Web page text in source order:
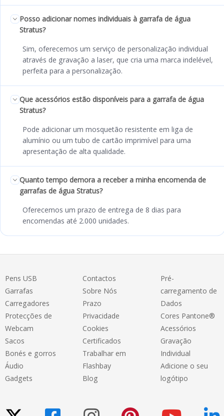
Posso adicionar nomes individuais à garrafa de água
Stratus?
Sim, oferecemos um serviço de personalização individual
através de gravação a laser, que cria uma marca indelével,
perfeita para a personalização.
Que acessórios estão disponíveis para a garrafa de água
Stratus?
Pode adicionar um mosquetão resistente em liga de
alumínio ou um tubo de cartão imprimível para uma
apresentação de alta qualidade.
Quanto tempo demora a receber a minha encomenda de
garrafas de água Stratus?
Oferecemos um prazo de entrega de 8 dias para
encomendas até 2.000 unidades.
Pens USB
Garrafas
Carregadores
Protecções de
Webcam
Sacos
Bonés e gorros
Áudio
Gadgets
Contactos
Sobre Nós
Prazo
Privacidade
Cookies
Certificados
Trabalhar em
Flashbay
Blog
Pré-
carregamento de
Dados
Cores Pantone®
Acessórios
Gravação
Individual
Adicione o seu
logótipo